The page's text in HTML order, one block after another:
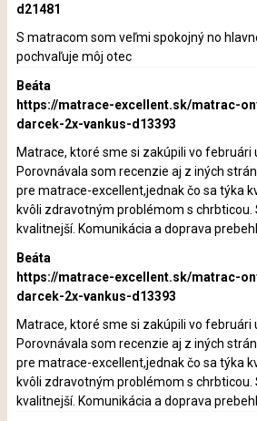
d21481
S matracom som veľmi spokojný no
pochvaľuje môj otec
Beáta
https://matrace-excellent.sk/matrac-
darcek-2x-vankus-d13393
Matrace, ktoré sme si zakúpili vo februári
Porovnávala som recenzie aj z iných
pre matrace-excellent,jednak čo sa týka
kvôli zdravotným problémom s chrbticou.
kvalitnejší. Komunikácia a doprava
Beáta
https://matrace-excellent.sk/matrac-
darcek-2x-vankus-d13393
Matrace, ktoré sme si zakúpili vo februári
Porovnávala som recenzie aj z iných
pre matrace-excellent,jednak čo sa týka
kvôli zdravotným problémom s chrbticou.
kvalitnejší. Komunikácia a doprava